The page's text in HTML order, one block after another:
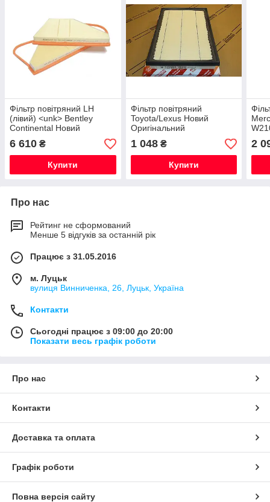
Фільтр повітряний LH
(лівий) <unk> Bentley
Continental Новий
Оригінальний
6 610 ₴
Купити
Фільтр повітряний
Toyota/Lexus Новий
Оригінальний
1 048₴
Купити
2
Про нас
Рейтинг не сформований
Менше 5 відгуків за останній рік
Працює з 31.05.2016
м. Луцьк
вулиця Винниченка, 26, Луцьк, Україна
Контакти
Сьогодні працює з 09:00 до 20:00
Показати весь графік роботи
Про нас
Контакти
Доставка та оплата
Графік роботи
Повна версія сайту